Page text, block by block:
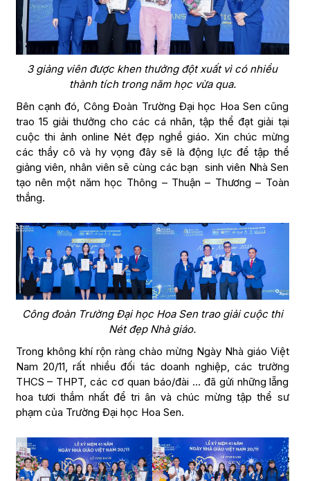
3 giảng viên được khen thưởng đột xuất vì có nhiều
thành tích trong năm học vừa qua.
Bên cạnh đó, Công Đoàn Trường Đại học Hoa Sen cũng
trao 15 giải thưởng cho các cá nhân, tập thể đạt giải tại
cuộc thi ảnh online Nét đẹp nghề giáo. Xin chúc mừng
các thầy cô và hy vọng đây sẽ là động lực để tập thể
giảng viên, nhân viên sẽ cùng các bạn sinh viên Nhà Sen
tạo nên một năm học Thông – Thuận – Thương – Toàn
thắng.
Công đoàn Trường Đại học Hoa Sen trao giải cuộc thi
Nét đẹp Nhà giáo.
Trong không khí rộn ràng chào mừng Ngày Nhà giáo Việt
Nam 20/11, rất nhiều đối tác doanh nghiệp, các trường
THCS – THPT, các cơ quan báo/đài … đã gửi những lẵng
hoa tươi thắm nhất để tri ân và chúc mừng tập thể sư
phạm của Trường Đại học Hoa Sen.